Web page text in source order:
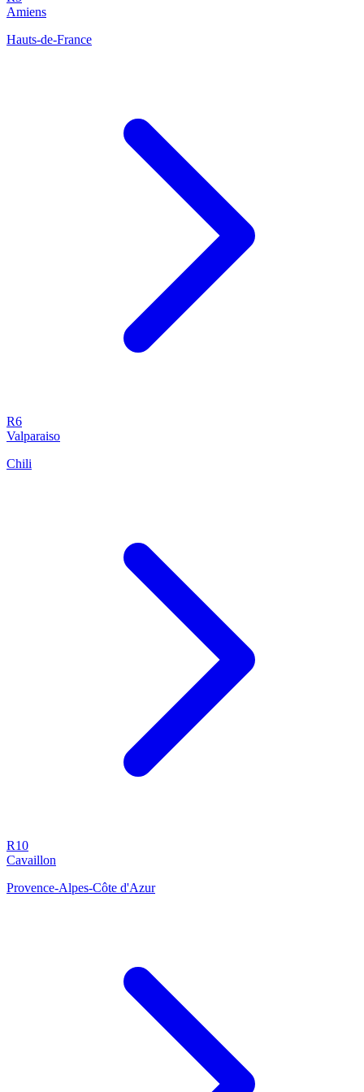
Amiens
Hauts-de-France
R6
Valparaiso
Chili
R10
Cavaillon
Provence-Alpes-Côte d'Azur